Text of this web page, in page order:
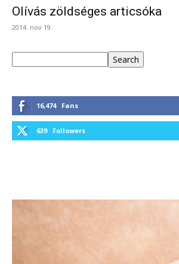
Olívás zöldséges articsóka
2014. nov 19.
Search
16,474 Fans
639 Followers